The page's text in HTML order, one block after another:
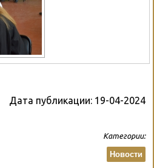
Дата публикации: 19-04-2024
Категории:
Новости